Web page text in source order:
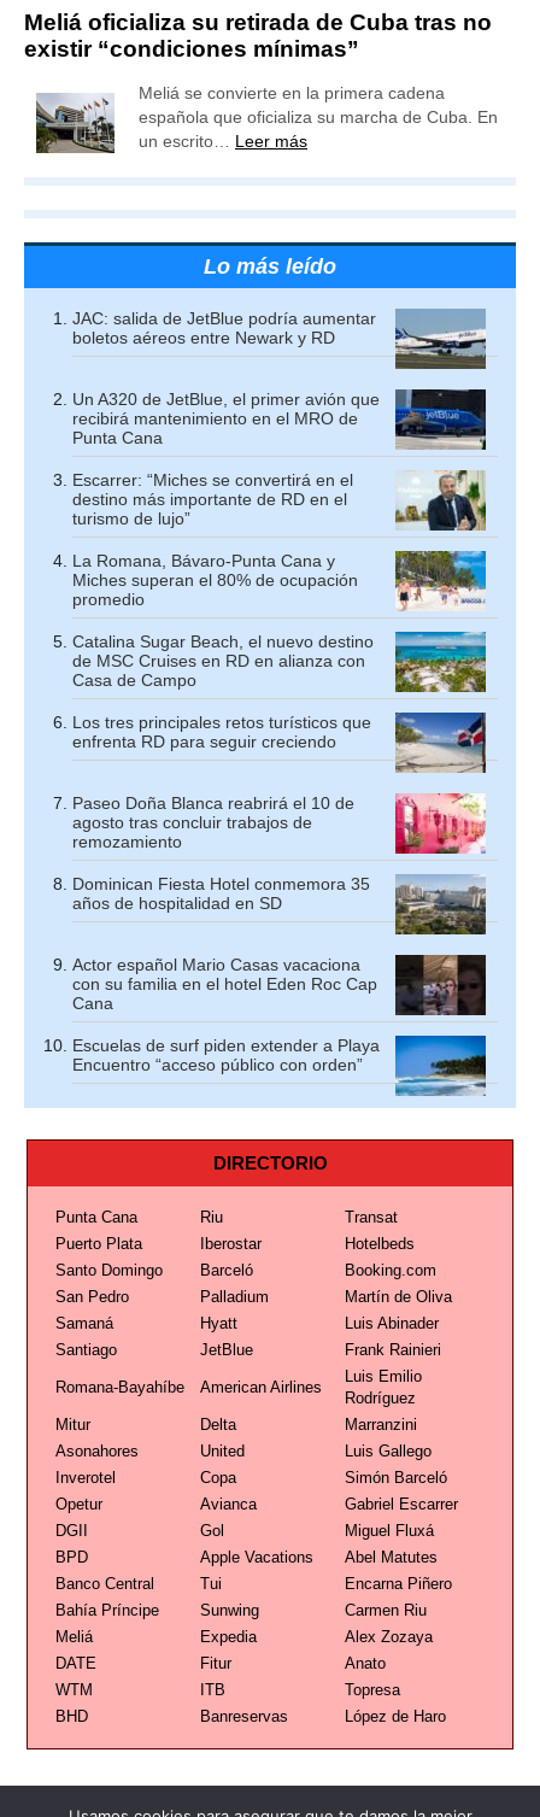
Meliá oficializa su retirada de Cuba tras no
existir “condiciones mínimas”
Meliá se convierte en la primera cadena
española que oficializa su marcha de Cuba. En
un escrito… Leer más
Lo más leído
JAC: salida de JetBlue podría aumentar
boletos aéreos entre Newark y RD
Un A320 de JetBlue, el primer avión que
recibirá mantenimiento en el MRO de
Punta Cana
Escarrer: “Miches se convertirá en el
destino más importante de RD en el
turismo de lujo”
La Romana, Bávaro-Punta Cana y
Miches superan el 80% de ocupación
promedio
Catalina Sugar Beach, el nuevo destino
de MSC Cruises en RD en alianza con
Casa de Campo
Los tres principales retos turísticos que
enfrenta RD para seguir creciendo
Paseo Doña Blanca reabrirá el 10 de
agosto tras concluir trabajos de
remozamiento
Dominican Fiesta Hotel conmemora 35
años de hospitalidad en SD
Actor español Mario Casas vacaciona
con su familia en el hotel Eden Roc Cap
Cana
Escuelas de surf piden extender a Playa
Encuentro “acceso público con orden”
DIRECTORIO
Punta Cana Riu
Transat
Puerto Plata
Iberostar
Hotelbeds
Santo Domingo
Barceló
Booking.com
San Pedro
Palladium
Martín de Oliva
Samaná
Hyatt
Luis Abinader
Santiago
JetBlue Frank Rainieri
Romana-Bayahíbe American Airlines
Luis Emilio
Rodríguez
Mitur
Delta
Marranzini
Asonahores
United
Luis Gallego
Inverotel
Copa
Simón Barceló
Opetur
Avianca
Gabriel Escarrer
DGII
Gol
Miguel Fluxá
BPD
Apple Vacations
Abel Matutes
Banco Central
Tui
Encarna Piñero
Bahía Príncipe
Sunwing
Carmen Riu
Meliá
Expedia
Alex Zozaya
DATE
Fitur
Anato
WTM
ITB
Topresa
BHD
Banreservas López de Haro